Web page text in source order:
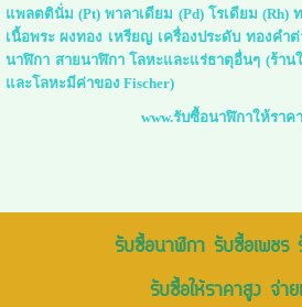
แพลตตินั่ม (Pt) พาลาเดียม (Pd) โรเดียม (Rh)
เนื้อพระ ผงทอง เหรียญ เครื่องประดับ ทองคำ
นาฬิกา สายนาฬิกา โลหะและแร่ธาตุอื่นๆ (ร้าน
และโลหะมีค่าของ Fischer)
www.รับซื้อนาฬิกาให้ราค
รับซื้อนาฬิกา รับซื้อเพชร
รับซื้อให้ราคาสูง จ่า